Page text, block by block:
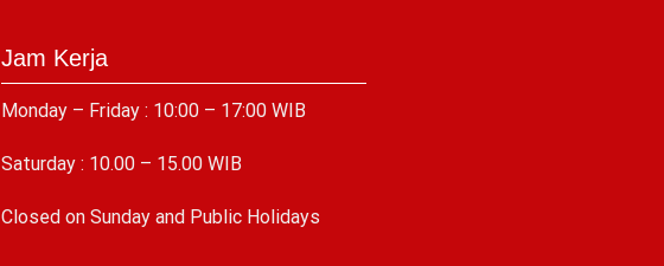
Jam Kerja
Monday – Friday : 10:00 – 17:00 WIB
Saturday : 10.00 – 15.00 WIB
Closed on Sunday and Public Holidays